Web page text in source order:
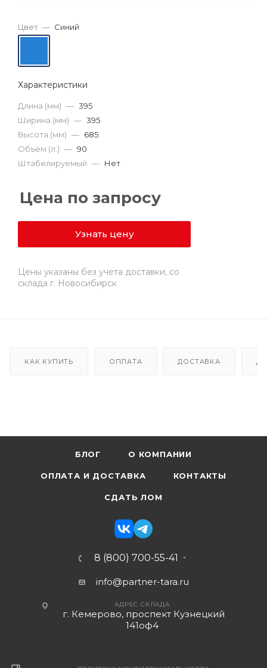
Цвет — Синий
Характеристики
Длина (мм) — 395
Ширина (мм) — 395
Высота (мм) — 685
Объем (л.) — 90
Штабелируемый — Нет
Цена по запросу
Узнать цену
Цены указаны без учета доставки, со
склада г. Новосибирск
КАК КУПИТЬ ОПЛАТА ДОСТАВКА
БЛОГ О КОМПАНИИ
ОПЛАТА И ДОСТАВКА КОНТАКТЫ
СДАТЬ ЛОМ
8 (800) 700-55-41
info@partner-tara.ru
АДРЕС СКЛАДА
г. Кемерово, проспект Кузнецкий
141оф4